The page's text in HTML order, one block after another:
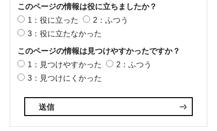
このページの情報は役に立ちましたか？
1：役に立った
2：ふつう
3：役に立たなかった
このページの情報は見つけやすかったですか？
1：見つけやすかった
2：ふつう
3：見つけにくかった